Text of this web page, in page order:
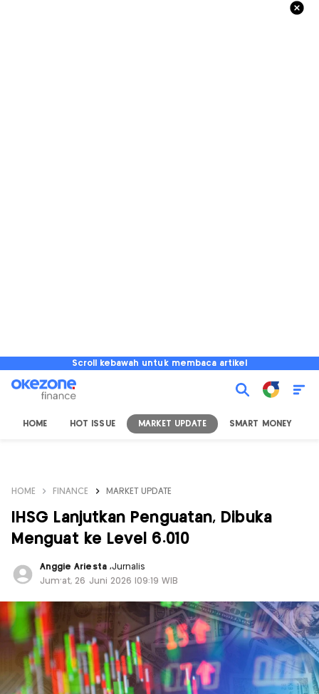
Scroll kebawah untuk membaca artikel
HOME HOT ISSUE MARKET UPDATE SMART MONEY
HOME FINANCE MARKET UPDATE
IHSG Lanjutkan Penguatan, Dibuka
Menguat ke Level 6.010
Anggie Ariesta ,Jurnalis
Jum'at, 26 Juni 2026 |09:19 WIB